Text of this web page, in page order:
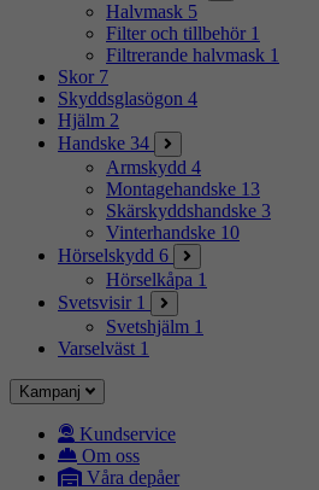
Halvmask 5
Filter och tillbehör 1
Filtrerande halvmask 1
Skor 7
Skyddsglasögon 4
Hjälm 2
Handske 34
Armskydd 4
Montagehandske 13
Skärskyddshandske 3
Vinterhandske 10
Hörselskydd 6
Hörselkåpa 1
Svetsvisir 1
Svetshjälm 1
Varselväst 1
Kampanj
Kundservice
Om oss
Våra depåer